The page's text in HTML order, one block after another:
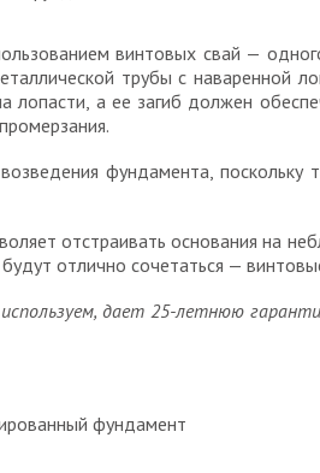
винтовых свай —
трубы с
а ее загиб должен
фундамента, поскольку
отстраивать основания на
отлично сочетаться —
дает 25-летнюю